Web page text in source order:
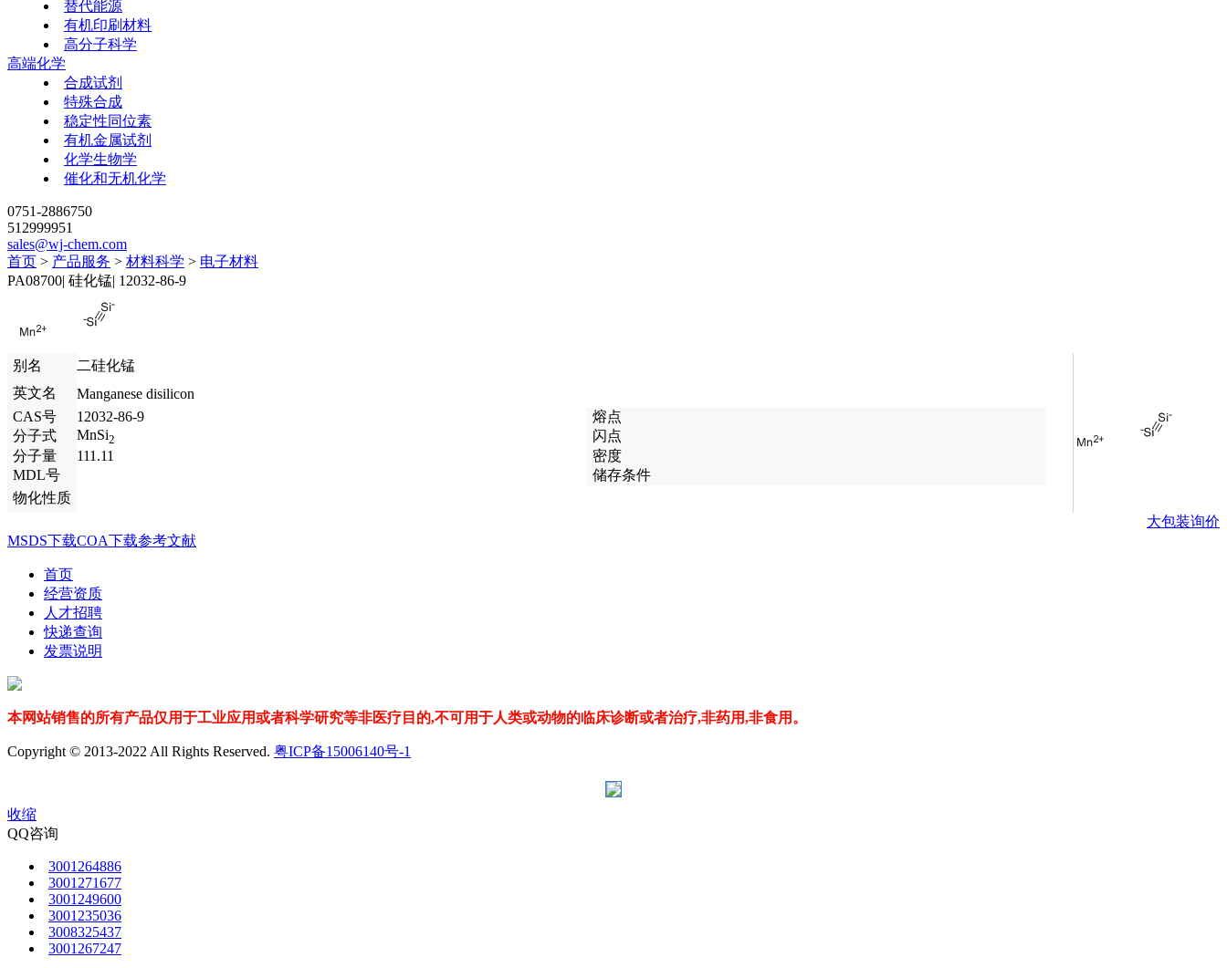
替代能源
有机印刷材料
高分子科学
高端化学
合成试剂
特殊合成
稳定性同位素
有机金属试剂
化学生物学
催化和无机化学
0751-2886750
512999951
sales@wj-chem.com
首页 > 产品服务 > 材料科学 > 电子材料
PA08700| 硅化锰| 12032-86-9
别名
二硅化锰
英文名
Manganese disilicon
CAS号
12032-86-9
熔点
分子式
MnSi2
闪点
分子量
111.11
密度
MDL号
储存条件
物化性质
大包装询价
MSDS下载COA下载参考文献
首页
经营资质
人才招聘
快递查询
发票说明
本网站销售的所有产品仅用于工业应用或者科学研究等非医疗目的,不可用于人类或动物的临床诊断或者治疗,非药用,非食用。
Copyright © 2013-2022 All Rights Reserved. 粤ICP备15006140号-1
收缩
QQ咨询
3001264886
3001271677
3001249600
3001235036
3008325437
3001267247